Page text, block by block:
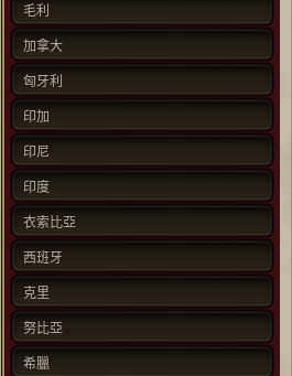
毛利
加拿大
匈牙利
印加
印尼
印度
衣索比亞
西班牙
克里
努比亞
希臘